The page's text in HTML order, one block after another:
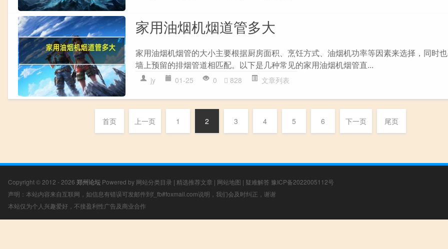
家用油烟机烟道管多大
家用油烟机烟管的大小主要根据厨房面积、烹饪方式、油烟机功率等因素来选择，同时
墙上预留的排烟管道相匹配。以下是几种常见的家用油烟机烟管直...
jy 01-25 0 828 文章列表
首页 上一页 1 2 3 4 5 6 下一页 尾页
Copyright © 2012 - 2026 郑州论坛 Powered by 网站分类目录 | 精选推荐文章 | 网站地图 | 疑难解答 豫ICP备2022005112号
声明：本站内容来自互联网，如信息有错误可发邮件到f_fb#foxmail.com说明，我们会及时纠正，谢谢
本站仅为个人兴趣爱好，不接盈利性广告及商业合作